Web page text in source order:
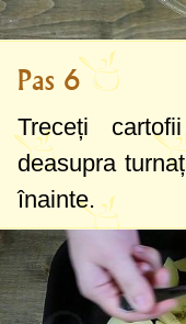
Pas 6
Treceți
deasupra
înainte.